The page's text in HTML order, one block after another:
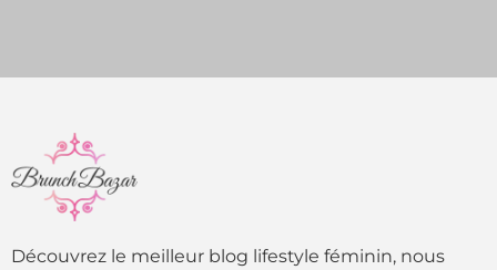
Découvrez le meilleur blog lifestyle féminin, nous